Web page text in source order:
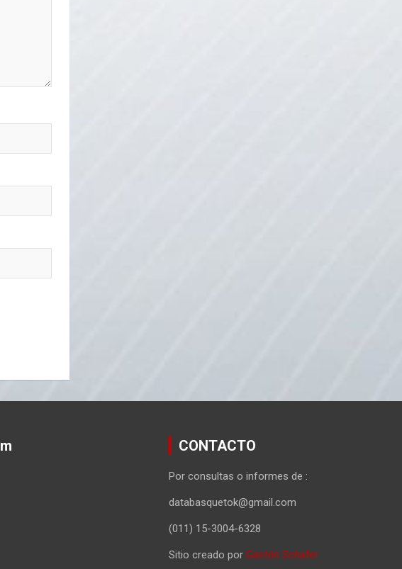
CONTACTO
Por consultas o informes de :
databasquetok@gmail.com
(011) 15-3004-6328
Sitio creado por Gastón Schafer